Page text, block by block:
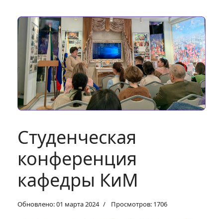
Студенческая
конференция
кафедры КиМ
Обновлено: 01 марта 2024 Просмотров: 1706